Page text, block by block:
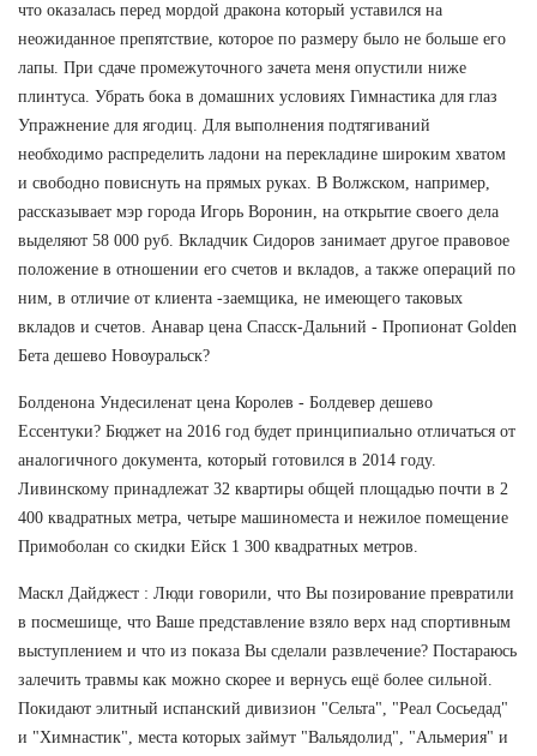
что оказалась перед мордой дракона который уставился на
неожиданное препятствие, которое по размеру было не больше его
лапы. При сдаче промежуточного зачета меня опустили ниже
плинтуса. Убрать бока в домашних условиях Гимнастика для глаз
Упражнение для ягодиц. Для выполнения подтягиваний
необходимо распределить ладони на перекладине широким хватом
и свободно повиснуть на прямых руках. В Волжском, например,
рассказывает мэр города Игорь Воронин, на открытие своего дела
выделяют 58 000 руб. Вкладчик Сидоров занимает другое правовое
положение в отношении его счетов и вкладов, а также операций по
ним, в отличие от клиента -заемщика, не имеющего таковых
вкладов и счетов. Анавар цена Спасск-Дальний - Пропионат Golden
Бета дешево Новоуральск?
Болденона Ундесиленат цена Королев - Болдевер дешево
Ессентуки? Бюджет на 2016 год будет принципиально отличаться от
аналогичного документа, который готовился в 2014 году.
Ливинскому принадлежат 32 квартиры общей площадью почти в 2
400 квадратных метра, четыре машиноместа и нежилое помещение
Примоболан со скидки Ейск 1 300 квадратных метров.
Маскл Дайджест : Люди говорили, что Вы позирование превратили
в посмешище, что Ваше представление взяло верх над спортивным
выступлением и что из показа Вы сделали развлечение? Постараюсь
залечить травмы как можно скорее и вернусь ещё более сильной.
Покидают элитный испанский дивизион "Сельта", "Реал Сосьедад"
и "Химнастик", места которых займут "Вальядолид", "Альмерия" и